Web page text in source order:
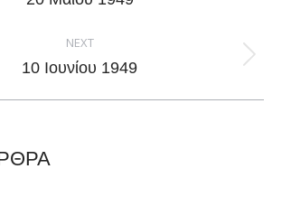
NEXT
Next
10 Ιουνίου 1949